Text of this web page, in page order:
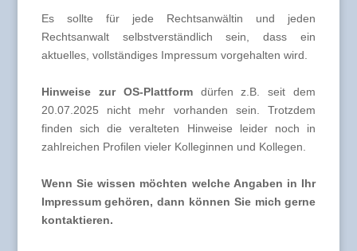
Es sollte für jede Rechtsanwältin und jeden
Rechtsanwalt selbstverständlich sein, dass ein
aktuelles, vollständiges Impressum vorgehalten wird.
Hinweise zur OS-Plattform dürfen z.B. seit dem
20.07.2025 nicht mehr vorhanden sein. Trotzdem
finden sich die veralteten Hinweise leider noch in
zahlreichen Profilen vieler Kolleginnen und Kollegen.
Wenn Sie wissen möchten welche Angaben in Ihr
Impressum gehören, dann können Sie mich gerne
kontaktieren.